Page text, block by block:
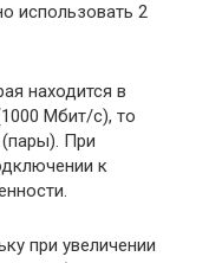
использовать 2
находится в
Мбит/с), то
При
к
при увеличении